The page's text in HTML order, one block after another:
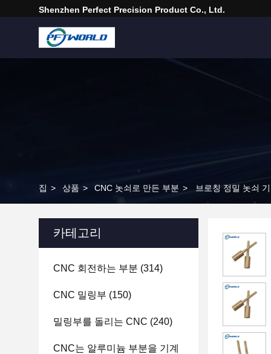
Shenzhen Perfect Precision Product Co., Ltd.
집 > 상품 > CNC 놋쇠로 만든 부분 > 브로칭 정밀 놋쇠
카테고리
CNC 회전하는 부분 (314)
CNC 밀링부 (150)
밀링부를 돌리는 CNC (240)
CNC는 알루미늄 부분을 기계